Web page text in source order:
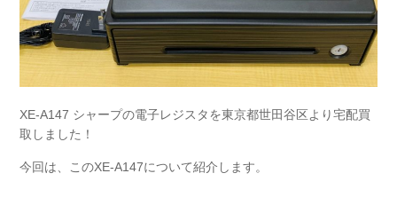
XE-A147 シャープの電子レジスタを東京都世田谷区より宅配買
取しました！
今回は、このXE-A147について紹介します。